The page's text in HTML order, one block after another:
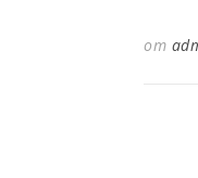
от